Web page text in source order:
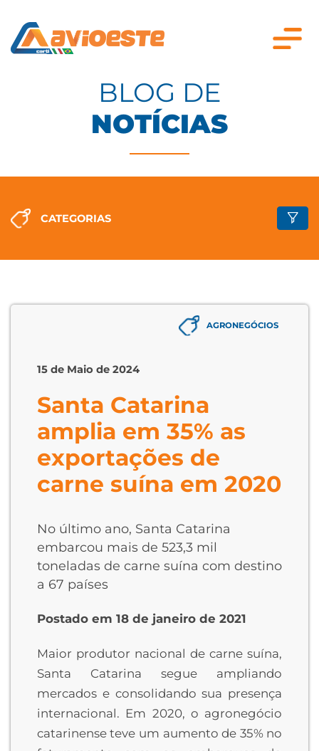
BLOG DE
NOTÍCIAS
CATEGORIAS
AGRONEGÓCIOS
15 de Maio de 2024
Santa Catarina
amplia em 35% as
exportações de
carne suína em 2020
No último ano, Santa Catarina
embarcou mais de 523,3 mil
toneladas de carne suína com destino
a 67 países
Postado em 18 de janeiro de 2021
Maior produtor nacional de carne suína,
Santa Catarina segue ampliando
mercados e consolidando sua presença
internacional. Em 2020, o agronegócio
catarinense teve um aumento de 35% no